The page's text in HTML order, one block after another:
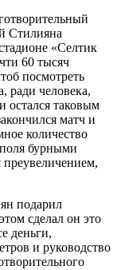
Стилияна
«Селтик
60 тысяч
посмотреть
ради человека,
остался таковым
матч и
количество
поля бурными
преувеличением,
подарил
сделал он это
деньги,
и руководство